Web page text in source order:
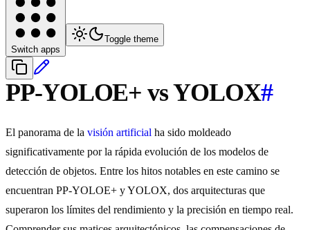
Switch apps
Toggle theme
PP-YOLOE+ vs YOLOX#
El panorama de la visión artificial ha sido moldeado
significativamente por la rápida evolución de los modelos de
detección de objetos. Entre los hitos notables en este camino se
encuentran PP-YOLOE+ y YOLOX, dos arquitecturas que
superaron los límites del rendimiento y la precisión en tiempo real.